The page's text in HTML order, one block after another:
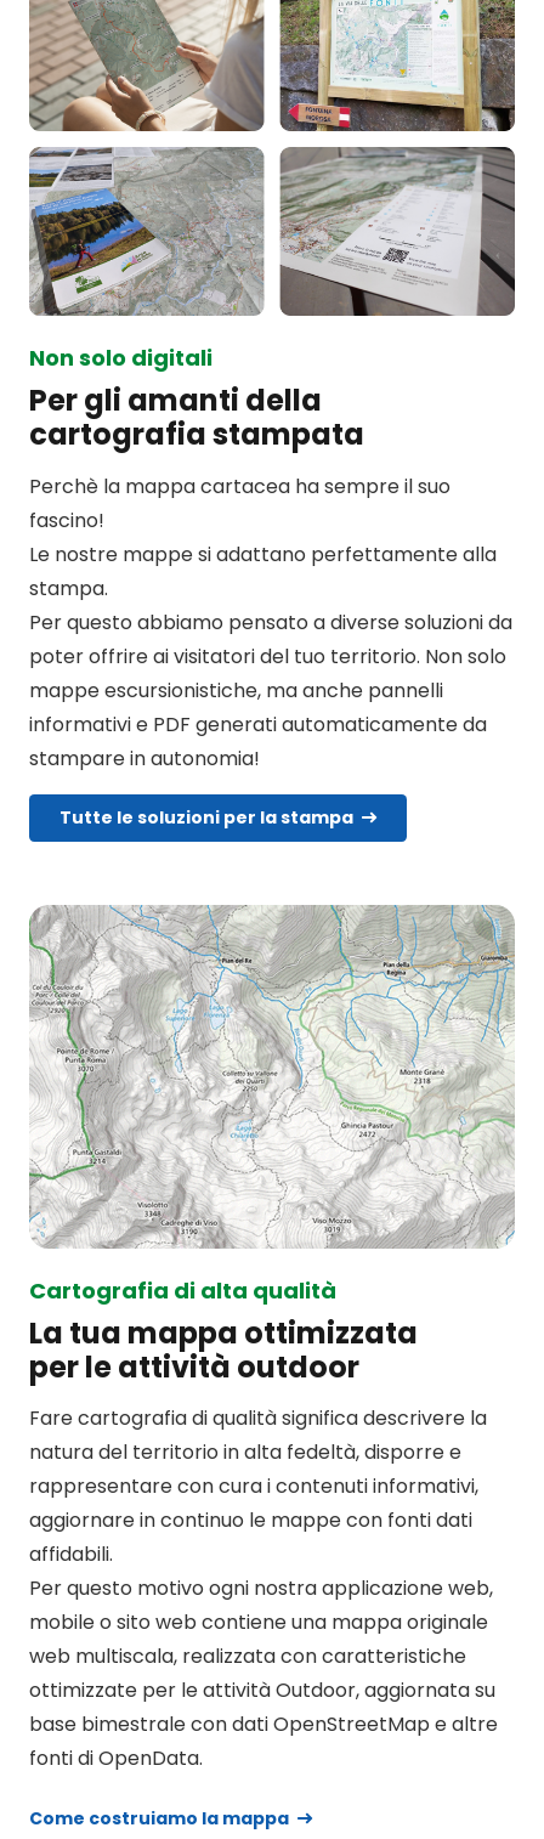
Non solo digitali
Per gli amanti della
cartografia stampata
Perchè la mappa cartacea ha sempre il suo
fascino!
Le nostre mappe si adattano perfettamente alla
stampa.
Per questo abbiamo pensato a diverse soluzioni da
poter offrire ai visitatori del tuo territorio. Non solo
mappe escursionistiche, ma anche pannelli
informativi e PDF generati automaticamente da
stampare in autonomia!
Tutte le soluzioni per la stampa
Cartografia di alta qualità
La tua mappa ottimizzata
per le attività outdoor
Fare cartografia di qualità significa descrivere la
natura del territorio in alta fedeltà, disporre e
rappresentare con cura i contenuti informativi,
aggiornare in continuo le mappe con fonti dati
affidabili.
Per questo motivo ogni nostra applicazione web,
mobile o sito web contiene una mappa originale
web multiscala, realizzata con caratteristiche
ottimizzate per le attività Outdoor, aggiornata su
base bimestrale con dati OpenStreetMap e altre
fonti di OpenData.
Come costruiamo la mappa